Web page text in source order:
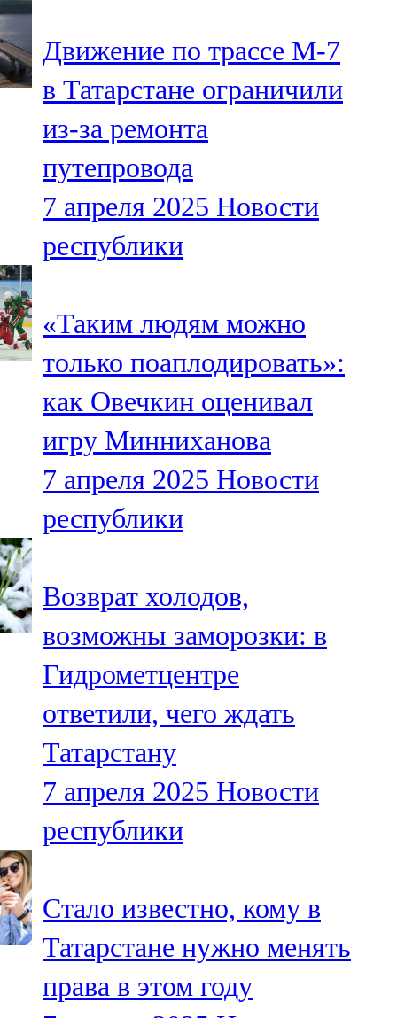
Нурлат
104,7 FM
Олы Әтнә
71,42 FM
Сарман
107,8 FM
106,1 FM
Түбән Кама
102,6 FM
Чирмешән
107,7 FM
Чистай
Чүпрәле
91,0 FM
Шәмәрдән
102,3 FM
Яңа чишмә
107,0 FM
Яр Чаллы
Движение по трассе М-7
в Татарстане ограничили
из-за ремонта
путепровода
7 апреля 2025 Новости
республики
«Таким людям можно
только поаплодировать»:
как Овечкин оценивал
игру Минниханова
7 апреля 2025 Новости
республики
Возврат холодов,
возможны заморозки: в
Гидрометцентре
ответили, чего ждать
Татарстану
7 апреля 2025 Новости
республики
Стало известно, кому в
Татарстане нужно менять
права в этом году